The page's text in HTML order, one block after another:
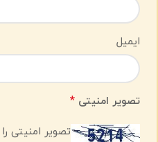
ایمیل
تصویر امنیتی *
تصویر امنیتی را